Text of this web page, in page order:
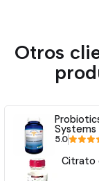
Otros
Systems
5.0
Citrato